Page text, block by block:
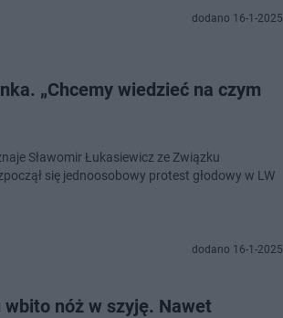
dodano 16-1-2025
„Chcemy wiedzieć na czym
Sławomir Łukasiewicz ze Związku
się jednoosobowy protest głodowy w LW
dodano 16-1-2025
nóż w szyję. Nawet